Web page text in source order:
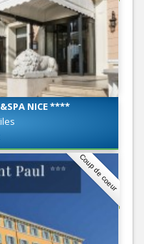
NICE ****
Coup de coeur